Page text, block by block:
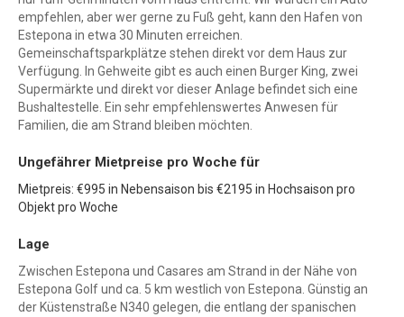
empfehlen, aber wer gerne zu Fuß geht, kann den Hafen von
Estepona in etwa 30 Minuten erreichen.
Gemeinschaftsparkplätze stehen direkt vor dem Haus zur
Verfügung. In Gehweite gibt es auch einen Burger King, zwei
Supermärkte und direkt vor dieser Anlage befindet sich eine
Bushaltestelle. Ein sehr empfehlenswertes Anwesen für
Familien, die am Strand bleiben möchten.
Ungefährer Mietpreise pro Woche für
Mietpreis: €995 in Nebensaison bis €2195 in Hochsaison pro
Objekt pro Woche
Lage
Zwischen Estepona und Casares am Strand in der Nähe von
Estepona Golf und ca. 5 km westlich von Estepona. Günstig an
der Küstenstraße N340 gelegen, die entlang der spanischen